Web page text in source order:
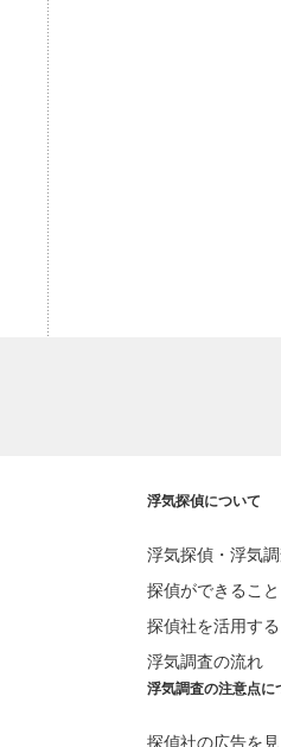
浮気探偵について
浮気探偵・浮気
探偵ができるこ
探偵社を活用す
浮気調査の流れ
浮気調査の注意点に
探偵社の広告を